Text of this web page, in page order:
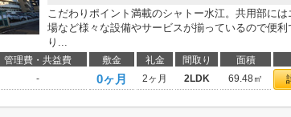
こだわりポイント満載のシャトー水江。共用部に
場など様々な設備やサービスが揃っているので便
り...
管理費・共益費 敷金 礼金 間取り 面積
- 0ヶ月 2ヶ月 2LDK 69.48㎡